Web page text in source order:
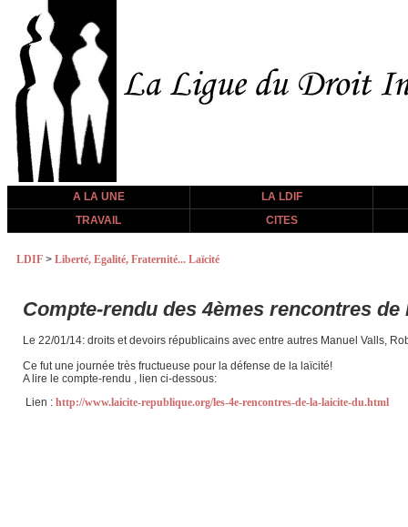
A LA UNE
LA LDIF
TRAVAIL
CITES
LDIF > Liberté, Egalité, Fraternité... Laïcité
Compte-rendu des 4èmes rencontres
Le 22/01/14: droits et devoirs républicains avec entre autres Manuel Valls,
Ce fut une journée très fructueuse pour la défense de la laïcité!
A lire le compte-rendu , lien ci-dessous:
Lien : http://www.laicite-republique.org/les-4e-rencontres-de-la-laicite-du.html